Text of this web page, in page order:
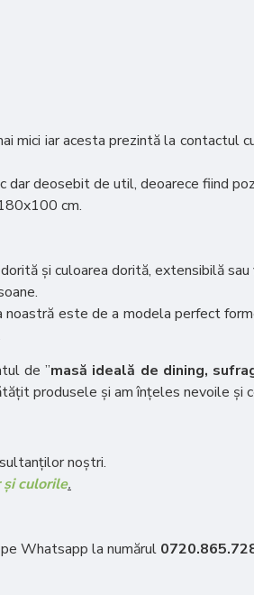
mici iar acesta prezintă la contactul
dar deosebit de util, deoarece fiind
cm.
și culoarea dorită, extensibilă sau
este de a modela perfect
de ”masă ideală de dining,
produsele și am înțeles nevoile și
noștri.
culorile.
Whatsapp la numărul